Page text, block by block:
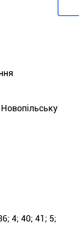
4; 40; 41; 5;